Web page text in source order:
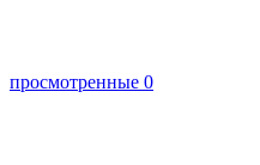
просмотренные 0